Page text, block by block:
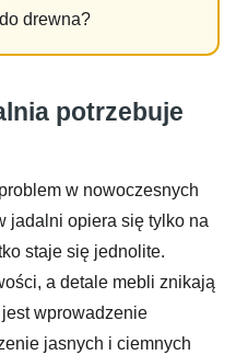
drewna?
potrzebuje
w nowoczesnych
jadalni opiera się tylko na
staje się jednolite.
a detale mebli znikają
wprowadzenie
jasnych i ciemnych